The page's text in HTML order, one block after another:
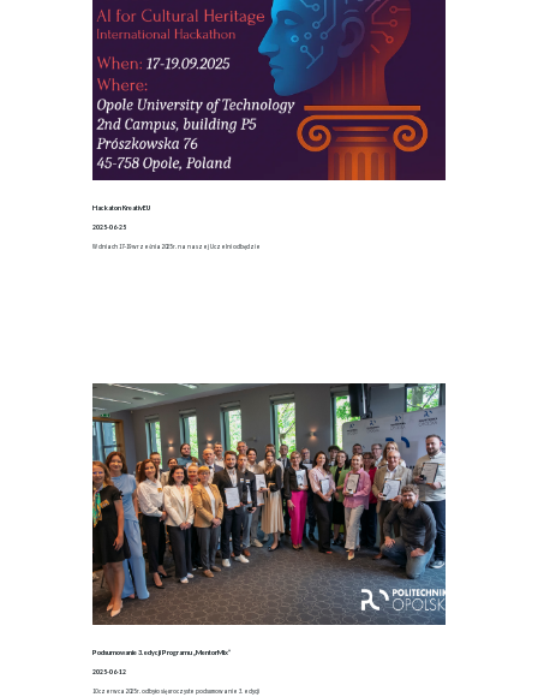
Hackaton KreativEU
2025-06-25
W dniach 17–19 września 2025 r. na naszej Uczelni odbędzie
Podsumowanie 3. edycji Programu „MentorMix”
2025-06-12
10 czerwca 2025 r. odbyło się uroczyste podsumowanie 3. edycji